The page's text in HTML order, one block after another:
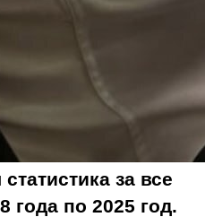
за все
года по 2025 год.